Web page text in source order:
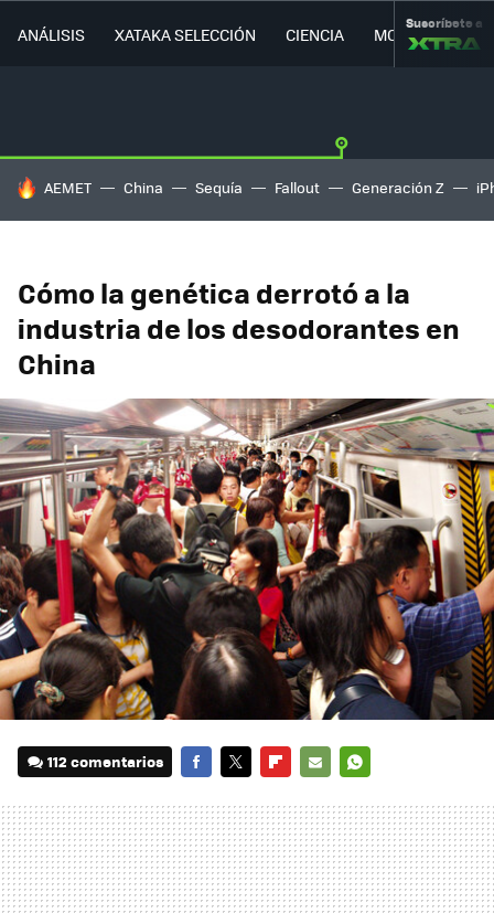
ANÁLISIS XATAKA SELECCIÓN CIENCIA MOVILIDAD
Suscríbete a
HOY SE HABLA DE
AEMET China Sequía Fallout Generación Z
Cómo la genética derrotó a la
industria de los desodorantes en
China
112 comentarios
MAIL